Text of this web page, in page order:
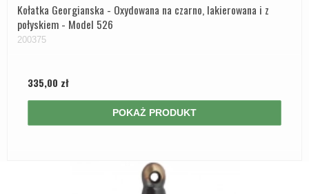
Kołatka Georgianska - Oxydowana na czarno, lakierowana i z
połyskiem - Model 526
200375
335,00 zł
POKAŻ PRODUKT